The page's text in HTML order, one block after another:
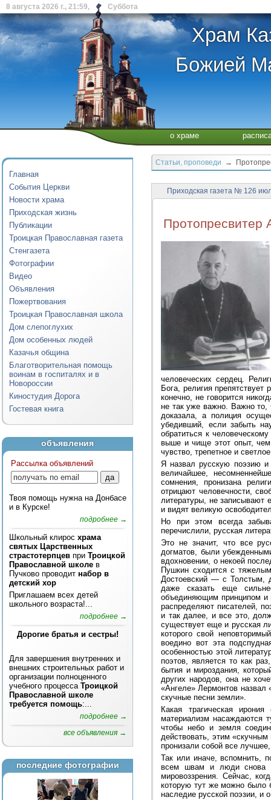
8 августа 2026 г., 21:59, Суббота
Храм
Божией
о храме
Главная
События Церкви
Новости храма
Приходская жизнь
Публикации
Троицкая Православная газета
Стенгазета
Фотографии
Видео
Объявления
Пожертвования
Троицкая Православная школа
Дом слепоглухих
Дом особенных людей
Казачья община
Благотворительная помощь
воинам в госпиталях и в
Новороссии
Киностудия Дорога
Гостевая книга
объявления
Рассылка объявлений
Твоя помощь нужна на Донбасе
и в Курске!
подробнее →
Школьный клирос храма
святых Царственных
страстотерпцев при Троицкой
Православной школе в
Пучково проводит набор в
детский хор
Приглашаем всех детей
школьного возраста!...
подробнее →
Дорогие братья и сестры!
Для завершения внутренних и
внешних строительных работ и
организации полноценного
учебного процесса Троицкой
Православной школе
требуется помощь:...
подробнее →
все объявления →
последние фотографии
Статьи, проповеди →
Приходская газета № 126
Протопресвитер
человеческих сердец.
Бога, религия
конечно, не говорится
не так уже важно. Важно то,
доказала, а полиция
убедивший, если забыть
обратиться к
выше и чище этот опыт, чем
чувство, трепетное и
Я назвал русскую поэзию
величайшее,
сомнения, пронизана
отрицают человечности,
литературы, не записывают
и видят великую
Но при этом всегда
перечислили, русская
Это не значит, что все
догматов, были
вдохновении, о некоей
Пушкин сходится с
Достоевский — с Толстым,
даже сказать еще
объединяющим принципом и
распределяют писателей,
и так далее, и все это,
существует еще и русская
которого свой
воедино вот эта
особенностью этой
поэтов, является то как
бытия и мироздания,
других народов, она не
«Ангеле» Лермонтов
скучные песни земли».
Какая трагическая
материализм насаждаются
чтобы небо и земля
действовать, этим
пронизали собой все
Так или иначе, вспомнить,
всем швам и люди снова
мировоззрения. Сейчас,
которую тут же можно было
наследие русской поэзии, и